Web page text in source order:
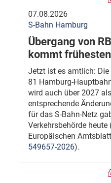
07.08.2026
S-Bahn Hamburg
Übergang von
kommt
Jetzt ist es amtlich:
81 Hamburg-
wird auch über 2027
entsprechende
für das S-Bahn-Netz
Verkehrsbehörde
Europäischen
549657-2026).